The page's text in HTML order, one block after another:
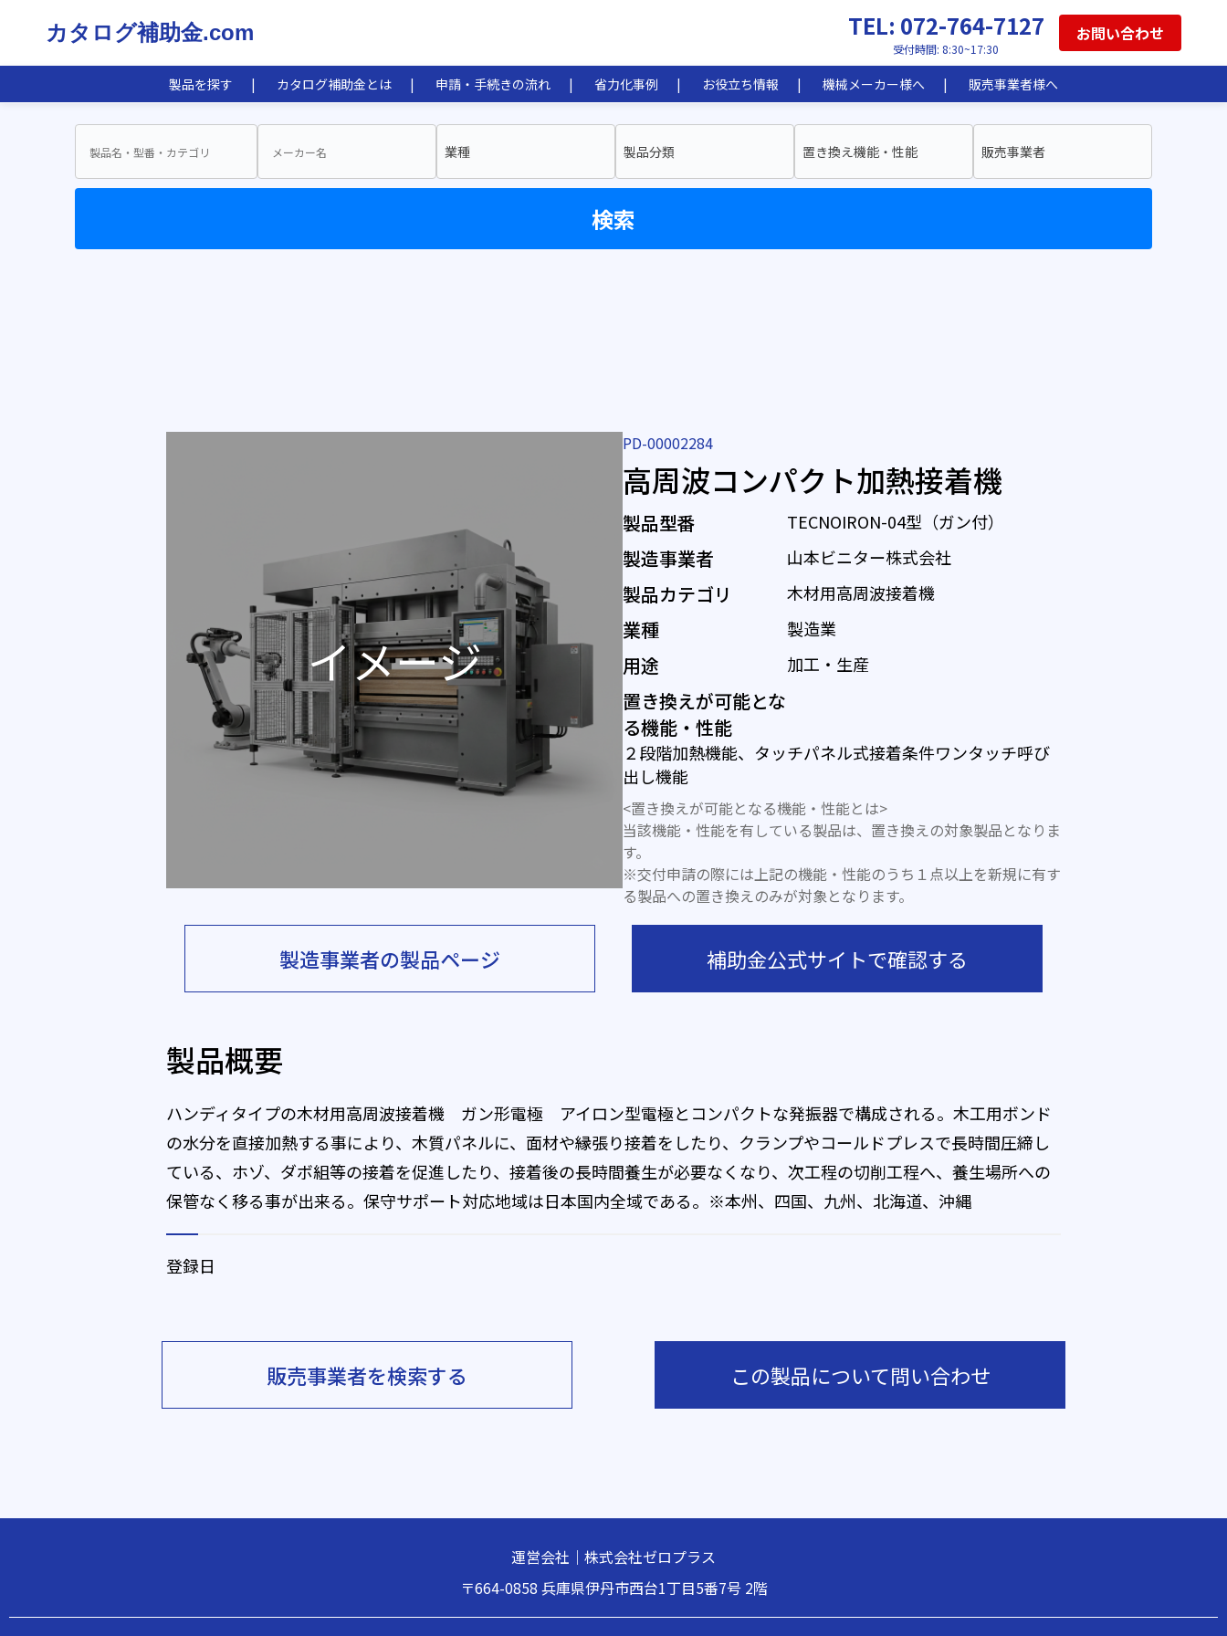
カタログ補助金.com TEL: 072-764-7127
受付時間: 8:30~17:30
お問い合わせ
製品を探す カタログ補助金とは 申請・手続きの流れ 省力化事例 お役立ち情報 機械メーカー様へ 販売事業者様へ
業種 製品分類 置き換え機能・性能 販売事業者
検索
PD-00002284
高周波コンパクト加熱接着機
製品型番 TECNOIRON-04型（ガン付）
製造事業者 山本ビニター株式会社
製品カテゴリ 木材用高周波接着機
業種 製造業
用途 加工・生産
置き換えが可能とな
る機能・性能
２段階加熱機能、タッチパネル式接着条件ワンタッチ呼び
出し機能
<置き換えが可能となる機能・性能とは>
当該機能・性能を有している製品は、置き換えの対象製品となりま
す。
※交付申請の際には上記の機能・性能のうち１点以上を新規に有す
る製品への置き換えのみが対象となります。
製造事業者の製品ページ 補助金公式サイトで確認する
製品概要
ハンディタイプの木材用高周波接着機 ガン形電極 アイロン型電極とコンパクトな発振器で構成される。木工用ボンド
の水分を直接加熱する事により、木質パネルに、面材や縁張り接着をしたり、クランプやコールドプレスで長時間圧締し
ている、ホゾ、ダボ組等の接着を促進したり、接着後の長時間養生が必要なくなり、次工程の切削工程へ、養生場所への
保管なく移る事が出来る。保守サポート対応地域は日本国内全域である。※本州、四国、九州、北海道、沖縄
登録日
販売事業者を検索する この製品について問い合わせ
運営会社｜株式会社ゼロプラス
〒664-0858 兵庫県伊丹市西台1丁目5番7号 2階